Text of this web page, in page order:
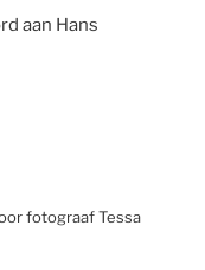
aan Hans
fotograaf Tessa